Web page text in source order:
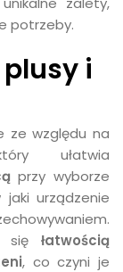
potrzeby.
i
ze względu na
ułatwia
przy wyborze
urządzenie
się łatwością
, co czyni je